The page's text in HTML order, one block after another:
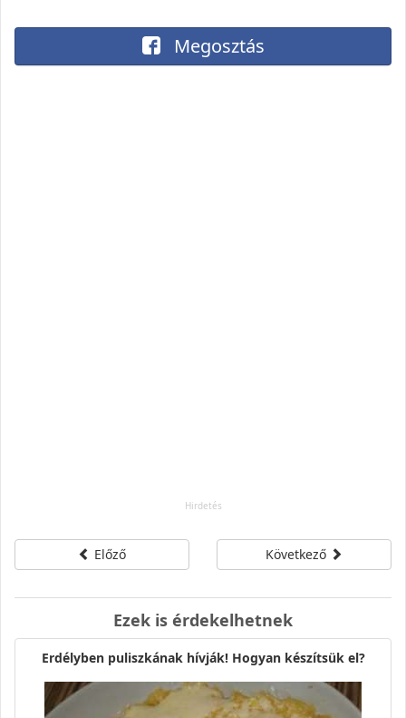
Megosztás
Előző Következő
Ezek is érdekelhetnek
Erdélyben puliszkának hívják! Hogyan készítsük el?